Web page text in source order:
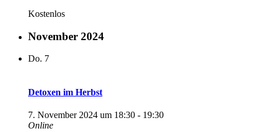
Kostenlos
November 2024
Do. 7
Detoxen im Herbst
7. November 2024 um 18:30 - 19:30
Online